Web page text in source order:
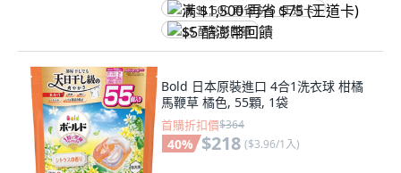
满 $1,500 再省 $75 (王道卡)
$5 酷澎幣回饋
Bold 日本原裝進口 4合1洗衣球 柑橘
馬鞭草 橘色, 55顆, 1袋
首購折扣價$364
40% $218 ($3.96/1入)